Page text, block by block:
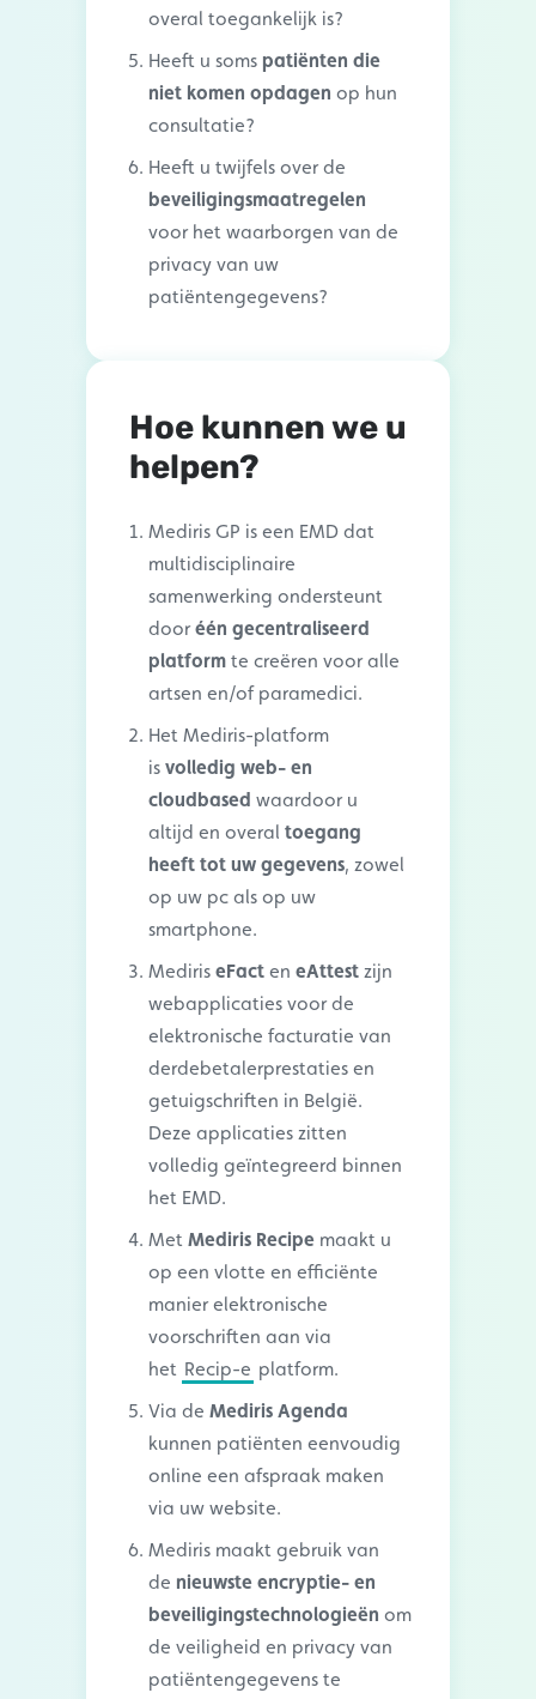
overal toegankelijk is?
Heeft u soms patiënten die
niet komen opdagen op hun
consultatie?
Heeft u twijfels over de
beveiligingsmaatregelen
voor het waarborgen van de
privacy van uw
patiëntengegevens?
Hoe kunnen we u
helpen?
Mediris GP is een EMD dat
multidisciplinaire
samenwerking ondersteunt
dooréén gecentraliseerd
platform te creëren voor alle
artsen en/of paramedici.
Het Mediris-platform
is volledig web- en
cloudbased waardoor u
altijd en overal toegang
heeft tot uw gegevens, zowel
op uw pc als op uw
smartphone.
Mediris eFact en eAttest zijn
webapplicaties voor de
elektronische facturatie van
derdebetalerprestaties en
getuigschriften in België.
Deze applicaties zitten
volledig geïntegreerd binnen
het EMD.
Met Mediris Recipe maakt u
op een vlotte en efficiënte
manier elektronische
voorschriften aan via
het Recip-e platform.
Via de Mediris Agenda
kunnen patiënten eenvoudig
online een afspraak maken
via uw website.
Mediris maakt gebruik van
de nieuwste encryptie- en
beveiligingstechnologieën om
de veiligheid en privacy van
patiëntengegevens te